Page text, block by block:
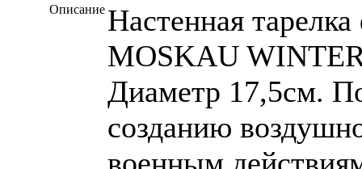
Описание Настенная
MOSKAU
Диаметр 17,5см.
созданию